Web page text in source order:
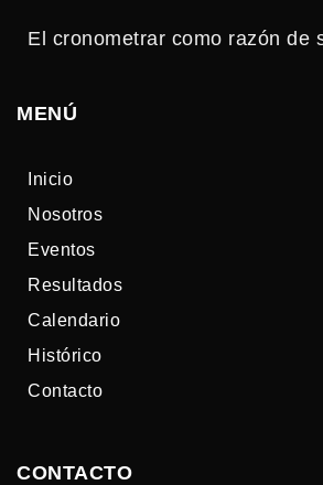
El cronometrar como razón de
MENÚ
Inicio
Nosotros
Eventos
Resultados
Calendario
Histórico
Contacto
CONTACTO